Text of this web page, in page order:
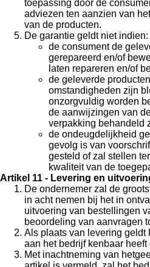
toepassing door de
adviezen ten aanzien van
van de producten.
De garantie geldt niet indien:
de consument de
gerepareerd en/of
laten repareren en/of
de geleverde
omstandigheden zijn
onzorgvuldig worden
de aanwijzingen van
verpakking behandeld
de ondeugdelijkheid
gevolg is van
gesteld of zal stellen
kwaliteit van de
Artikel 11 - Levering en
De ondernemer zal de
in acht nemen bij het in
uitvoering van bestellingen
beoordeling van aanvragen
Als plaats van levering geldt
aan het bedrijf kenbaar heeft
Met inachtneming van